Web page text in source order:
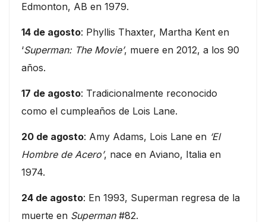
Edmonton, AB en 1979.
14 de agosto: Phyllis Thaxter, Martha Kent en
‘Superman: The Movie’, muere en 2012, a los 90
años.
17 de agosto: Tradicionalmente reconocido
como el cumpleaños de Lois Lane.
20 de agosto: Amy Adams, Lois Lane en ‘El
Hombre de Acero’, nace en Aviano, Italia en
1974.
24 de agosto: En 1993, Superman regresa de la
muerte en Superman#82.